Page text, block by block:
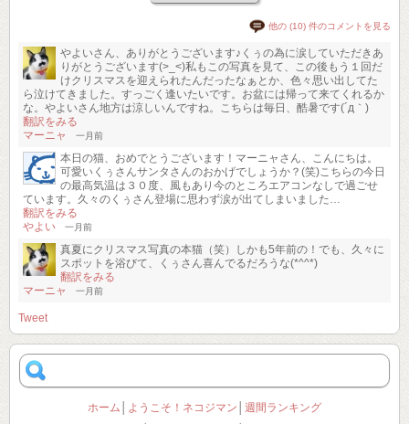
他の (10) 件のコメントを見る
やよいさん、ありがとうございます♪くぅの為に涙していただきあ
りがとうございます(>_<)私もこの写真を見て、この後もう１回だ
けクリスマスを迎えられたんだったなぁとか、色々思い出してた
ら泣けてきました。すっごく逢いたいです。お盆には帰って来てくれるか
な。やよいさん地方は涼しいんですね。こちらは毎日、酷暑です(´д｀)
翻訳をみる
マーニャ
一月前
本日の猫、おめでとうございます！マーニャさん、こんにちは。
可愛いくぅさんサンタさんのおかげでしょうか？(笑)こちらの今日
の最高気温は３０度、風もあり今のところエアコンなしで過ごせ
ています。久々のくぅさん登場に思わず涙が出てしまいました…
翻訳をみる
やよい
一月前
真夏にクリスマス写真の本猫（笑）しかも5年前の！でも、久々に
スポットを浴びて、くぅさん喜んでるだろうな(*^^*)
翻訳をみる
マーニャ
一月前
Tweet
ホーム ようこそ！ネコジマン
週間ランキング